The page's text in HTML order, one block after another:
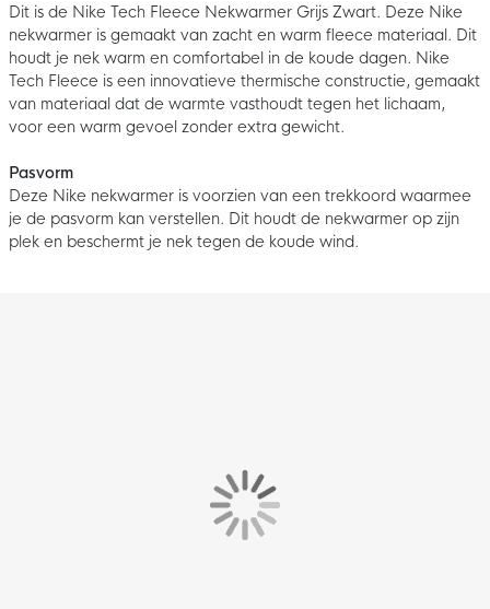
Dit is de Nike Tech Fleece Nekwarmer Grijs Zwart. Deze Nike
nekwarmer is gemaakt van zacht en warm fleece materiaal. Dit
houdt je nek warm en comfortabel in de koude dagen. Nike
Tech Fleece is een innovatieve thermische constructie, gemaakt
van materiaal dat de warmte vasthoudt tegen het lichaam,
voor een warm gevoel zonder extra gewicht.
Pasvorm
Deze Nike nekwarmer is voorzien van een trekkoord waarmee
je de pasvorm kan verstellen. Dit houdt de nekwarmer op zijn
plek en beschermt je nek tegen de koude wind.